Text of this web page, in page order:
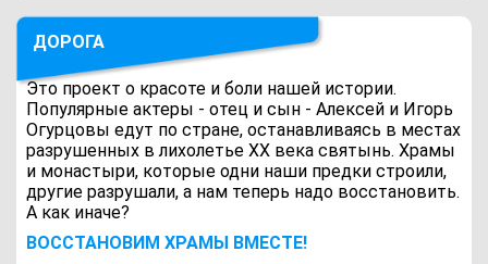
ДОРОГА
Это проект о красоте и боли нашей истории.
Популярные актеры - отец и сын - Алексей и Игорь
Огурцовы едут по стране, останавливаясь в местах
разрушенных в лихолетье ХХ века святынь. Храмы
и монастыри, которые одни наши предки строили,
другие разрушали, а нам теперь надо восстановить.
А как иначе?
ВОCСТАНОВИМ ХРАМЫ ВМЕСТЕ!